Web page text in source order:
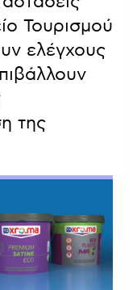
Τουρισμού
ελέγχους
της